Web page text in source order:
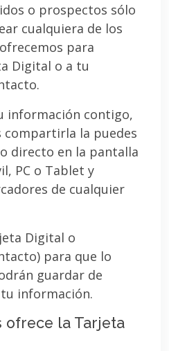
o prospectos sólo
cualquiera de los
para
Digital o a tu
información contigo,
compartirla la puedes
directo en la pantalla
PC o Tablet y
de cualquier
Digital o
para que lo
guardar de
información.
ofrece la Tarjeta